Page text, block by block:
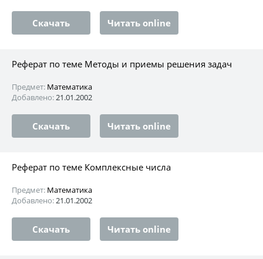
Скачать Читать online
Реферат по теме Методы и приемы решения задач
Предмет: Математика
Добавлено:21.01.2002
Скачать Читать online
Реферат по теме Комплексные числа
Предмет: Математика
Добавлено:21.01.2002
Скачать Читать online